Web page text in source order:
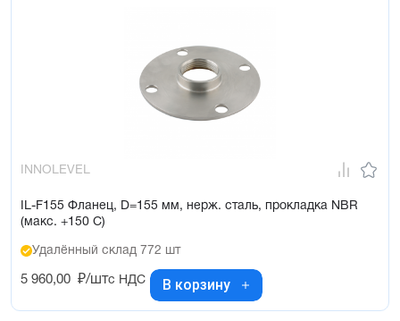
INNOLEVEL
IL-F155 Фланец, D=155 мм, нерж. сталь, прокладка NBR
(макс. +150 C)
Удалённый склад 772 шт
5 960,00 ₽/штс НДС В корзину